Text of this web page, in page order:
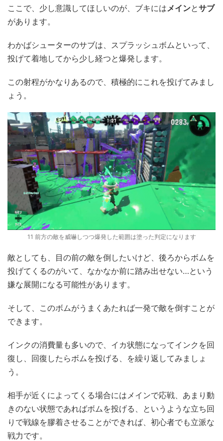
ここで、少し意識してほしいのが、ブキにはメインとサブ
があります。
わかばシューターのサブは、スプラッシュボムといって、
投げて着地してから少し経つと爆発します。
この射程がかなりあるので、積極的にこれを投げてみまし
ょう。
11 前方の敵を威嚇しつつ爆発した範囲は塗った判定になります
敵としても、目の前の敵を倒したいけど、後ろからボムを
投げてくるのがいて、なかなか前に踏み出せない…という
嫌な展開になる可能性があります。
そして、このボムがうまくあたれば一発で敵を倒すことが
できます。
インクの消費量も多いので、イカ状態になってインクを回
復し、回復したらボムを投げる、を繰り返してみましょ
う。
相手が近くによってくる場合にはメインで応戦、あまり動
きのない状態であればボムを投げる、というような立ち回
りで戦線を膠着させることができれば、初心者でも立派な
戦力です。